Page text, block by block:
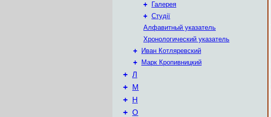
+
Галерея
+ Студії
Алфавитный указатель
Хронологический указатель
+
Иван Котляревский
+
Марк Кропивницкий
+ Л
+ М
+ Н
+ О